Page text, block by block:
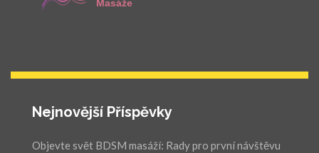
Nejnovější Příspěvky
Objevte svět BDSM masáží: Rady pro první návštěvu